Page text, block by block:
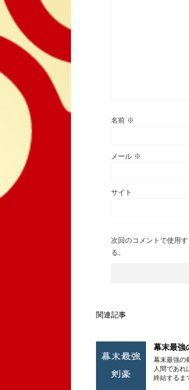
名前 ※
メール ※
サイト
次回のコメントで使用
る。
関連記事
幕末最強
幕末最強の
人間であれ
終結するま